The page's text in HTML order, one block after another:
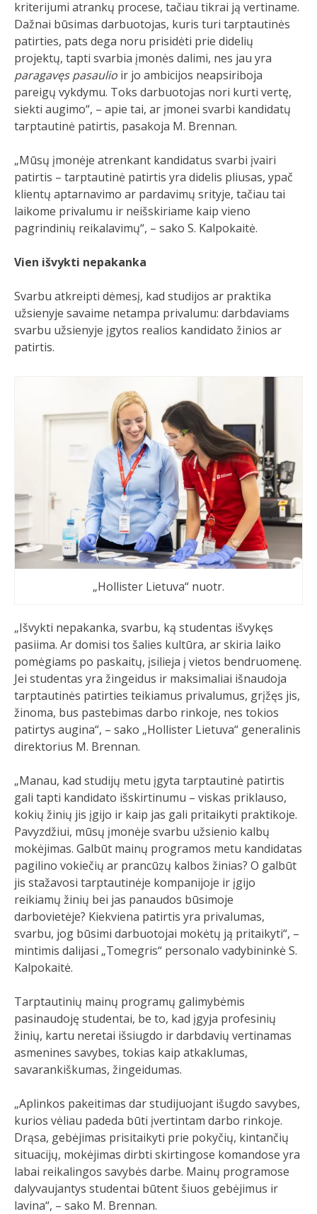
kriterijumi atrankų procese, tačiau tikrai ją vertiname.
Dažnai būsimas darbuotojas, kuris turi tarptautinės
patirties, pats dega noru prisidėti prie didelių
projektų, tapti svarbia įmonės dalimi, nes jau yra
paragavęs pasaulio ir jo ambicijos neapsiriboja
pareigų vykdymu. Toks darbuotojas nori kurti vertę,
siekti augimo“, – apie tai, ar įmonei svarbi kandidatų
tarptautinė patirtis, pasakoja M. Brennan.
„Mūsų įmonėje atrenkant kandidatus svarbi įvairi
patirtis – tarptautinė patirtis yra didelis pliusas, ypač
klientų aptarnavimo ar pardavimų srityje, tačiau tai
laikome privalumu ir neišskiriame kaip vieno
pagrindinių reikalavimų“, – sako S. Kalpokaitė.
Vien išvykti nepakanka
Svarbu atkreipti dėmesį, kad studijos ar praktika
užsienyje savaime netampa privalumu: darbdaviams
svarbu užsienyje įgytos realios kandidato žinios ar
patirtis.
„Hollister Lietuva“ nuotr.
„Išvykti nepakanka, svarbu, ką studentas išvykęs
pasiima. Ar domisi tos šalies kultūra, ar skiria laiko
pomėgiams po paskaitų, įsilieja į vietos bendruomenę.
Jei studentas yra žingeidus ir maksimaliai išnaudoja
tarptautinės patirties teikiamus privalumus, grįžęs jis,
žinoma, bus pastebimas darbo rinkoje, nes tokios
patirtys augina“, – sako „Hollister Lietuva“ generalinis
direktorius M. Brennan.
„Manau, kad studijų metu įgyta tarptautinė patirtis
gali tapti kandidato išskirtinumu – viskas priklauso,
kokių žinių jis įgijo ir kaip jas gali pritaikyti praktikoje.
Pavyzdžiui, mūsų įmonėje svarbu užsienio kalbų
mokėjimas. Galbūt mainų programos metu kandidatas
pagilino vokiečių ar prancūzų kalbos žinias? O galbūt
jis stažavosi tarptautinėje kompanijoje ir įgijo
reikiamų žinių bei jas panaudos būsimoje
darbovietėje? Kiekviena patirtis yra privalumas,
svarbu, jog būsimi darbuotojai mokėtų ją pritaikyti“, –
mintimis dalijasi „Tomegris“ personalo vadybininkė S.
Kalpokaitė.
Tarptautinių mainų programų galimybėmis
pasinaudoję studentai, be to, kad įgyja profesinių
žinių, kartu neretai išsiugdo ir darbdavių vertinamas
asmenines savybes, tokias kaip atkaklumas,
savarankiškumas, žingeidumas.
„Aplinkos pakeitimas dar studijuojant išugdo savybes,
kurios vėliau padeda būti įvertintam darbo rinkoje.
Drąsa, gebėjimas prisitaikyti prie pokyčių, kintančių
situacijų, mokėjimas dirbti skirtingose komandose yra
labai reikalingos savybės darbe. Mainų programose
dalyvaujantys studentai būtent šiuos gebėjimus ir
lavina“, – sako M. Brennan.